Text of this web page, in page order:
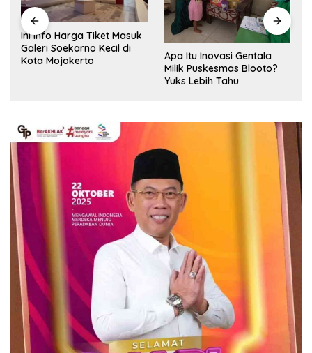
Ini Info Harga Tiket Masuk
Galeri Soekarno Kecil di
Kota Mojokerto
Apa Itu Inovasi Gentala
Milik Puskesmas Blooto?
Yuks Lebih Tahu